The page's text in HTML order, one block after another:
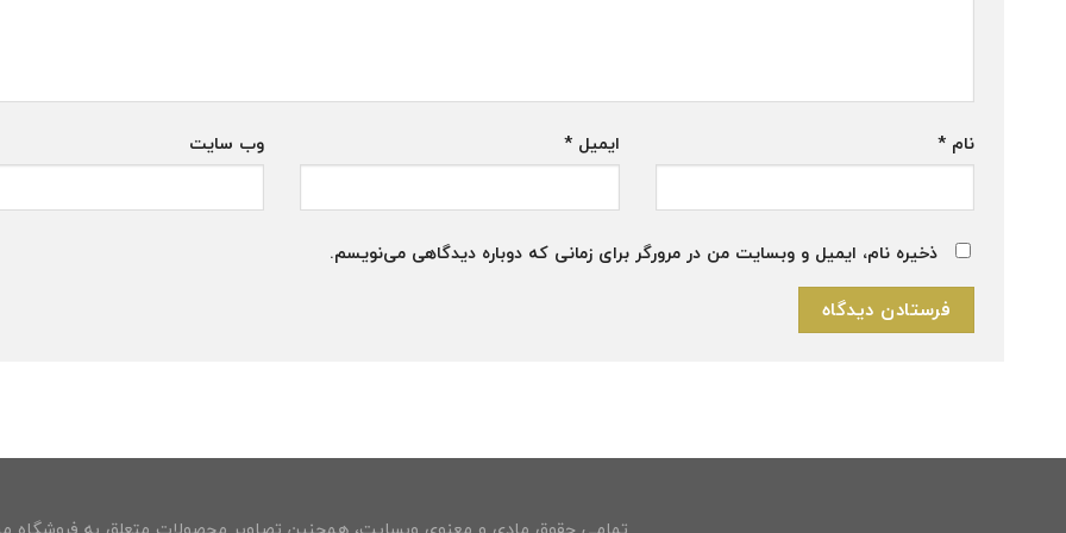
نام * ایمیل* وب‌ سایت
ذخیره نام، ایمیل و وبسایت من در مرورگر برای زمانی که دوباره دیدگاهی می‌نویسم.